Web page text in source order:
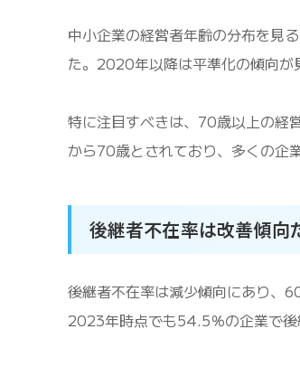
中小企業の経営者年齢の分布を見
た。2020年以降は平準化の傾向が
特に注目すべきは、70歳以上の経
から70歳とされており、多くの企
後継者不在率は改善傾向
後継者不在率は減少傾向にあり、
2023年時点でも54.5％の企業で後